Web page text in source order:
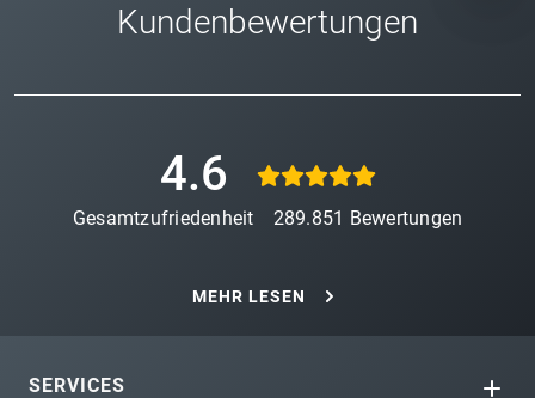
Kundenbewertungen
4.6
Gesamtzufriedenheit 289.851 Bewertungen
MEHR LESEN
SERVICES